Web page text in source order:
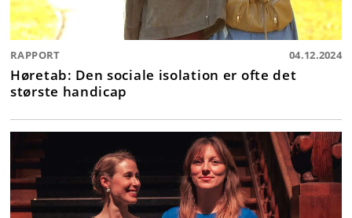
RAPPORT 04.12.2024
Høretab: Den sociale isolation er ofte det
største handicap